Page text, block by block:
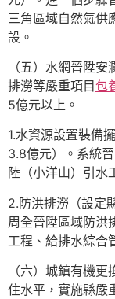
三角區域自然氣供
設。
（五）水網晉陞
排澇等嚴重項目包
5億元以上。
1.水資源設置裝備
3.8億元）。系統
陸（小洋山）引水
2.防洪排澇（設定
周全晉陞區域防洪
工程、給排水綜合
（六）城鎮有機
住水平，實施縣嚴